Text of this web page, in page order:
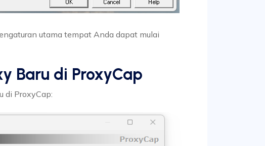
utama tempat Anda dapat mulai
Baru di ProxyCap
di ProxyCap: